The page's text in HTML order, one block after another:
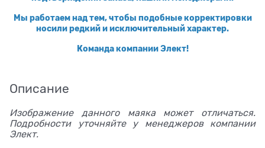
Мы работаем над тем, чтобы подобные корректировки
носили редкий и исключительный характер.
Команда компании Элект!
Описание
Изображение данного маяка может отличаться.
Подробности уточняйте у менеджеров компании
Элект.